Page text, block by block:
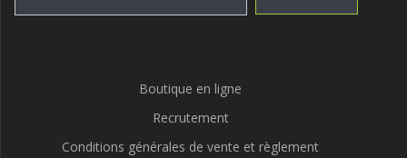
Boutique en ligne
Recrutement
Conditions générales de vente et règlement